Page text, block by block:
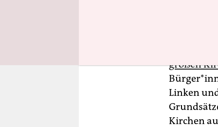
Doch in
großen
Linken
Kirchen